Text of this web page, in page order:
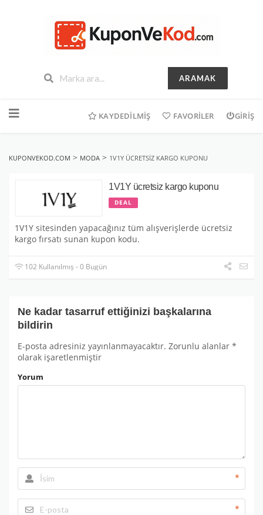
ARAMAK
geç
KAYDEDILMIŞ FAVORILER GIRIŞ
KUPONVEKOD.COM > MODA > 1V1Y ÜCRETSIZ KARGO KUPONU
1V1Y ücretsiz kargo kuponu
DEAL
1V1Y sitesinden yapacağınız tüm alışverişlerde ücretsiz
kargo fırsatı sunan kupon kodu.
102 Kullanılmış - 0 Bugün
Ne kadar tasarruf ettiğinizi başkalarına
bildirin
E-posta adresiniz yayınlanmayacaktır. Zorunlu alanlar *
olarak işaretlenmiştir
Yorum
*
*